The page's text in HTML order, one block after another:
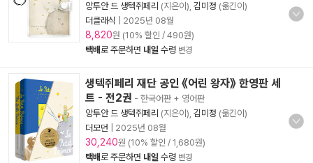
앙투안 드 생텍쥐페리 (지은이), 김미정 (옮긴이)
더클래식
2025년 08월
8,820원 (10% 할인 / 490원)
택배로 주문하면 내일 수령 변경
생텍쥐페리 재단 공인 《어린 왕자》 한영판 세
트 - 전2권 - 한국어판 + 영어판
앙투안 드 생텍쥐페리 (지은이), 김미정 (옮긴이)
더모던
2025년 08월
30,240원 (10% 할인 / 1,680원)
택배로 주문하면 내일 수령 변경